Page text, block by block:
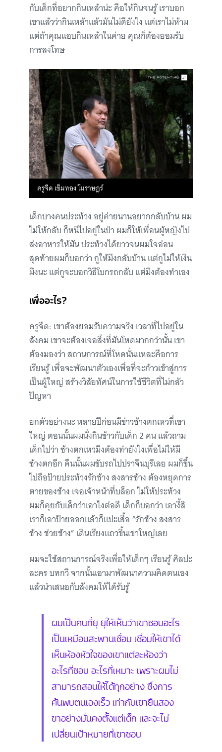
กับเด็กที่อยากกินเหล้าน่ะ คือให้กินจนรู้ เราบอก
เขาแล้วว่ากินเหล้าแล้วมันไม่ดียังไง แต่เราไม่ห้าม
แต่ถ้าคุณแอบกินเหล้าในค่าย คุณก็ต้องยอมรับ
การลงโทษ
ครูจืด เข็มทอง โมราษฎร์
เด็กบางคนประท้วง อยู่ค่ายนานอยากกลับบ้าน ผม
ไม่ให้กลับ ก็หนีไปอยู่ในป่า ผมก็ให้เพื่อนผู้หญิงไป
ส่งอาหารให้มัน ประท้วงได้ยาวจนผมใจอ่อน
สุดท้ายผมก็บอกว่า กูให้มึงกลับบ้าน แต่กูไม่ให้เงิน
มึงนะ แต่กูจะบอกวิธีโบกรถกลับ แต่มึงต้องทำเอง
เพื่ออะไร?
ครูจืด: เขาต้องยอมรับความจริง เวลาที่ไปอยู่ใน
สังคม เขาจะต้องเจอสิ่งที่มันโหดมากกว่านั้น เขา
ต้องมองว่า สถานการณ์ที่โหดนั่นแหละคือการ
เรียนรู้ เพื่อจะพัฒนาตัวเองเพื่อที่จะก้าวเข้าสู่การ
เป็นผู้ใหญ่ สร้างวิสัยทัศน์ในการใช้ชีวิตที่ไม่กลัว
ปัญหา
ยกตัวอย่างนะ หลายปีก่อนมีข่าวช้างตกเหวที่เขา
ใหญ่ ตอนนั้นผมนั่งกินข้าวกับเด็ก 2 คน แล้วถาม
เด็กไปว่า ช้างตกเหวมึงต้องทำยังไงเพื่อไม่ให้มี
ช้างตกอีก คืนนั้นผมขับรถไปปราจีนบุรีเลย ผมก็ขึ้น
ไปถือป้ายประท้วงรักช้าง สงสารช้าง ต้องหยุดการ
ตายของช้าง เจอเจ้าหน้าที่บล็อก ไม่ให้ประท้วง
ผมก็คุยกับเด็กว่าเอาไงต่อดี เด็กก็บอกว่า เอางี้สิ
เราก็เอาป้ายออกแล้วก็แปะเสื้อ “รักช้าง สงสาร
ช้าง ช่วยช้าง” เดินเรียงแถวขึ้นเขาใหญ่เลย
ผมจะใช้สถานการณ์จริงเพื่อให้เด็กๆ เรียนรู้ ศิลปะ
ละคร บทกวี จากนั้นเอามาพัฒนาความคิดตนเอง
แล้วนำเสนอกับสังคมให้ได้รับรู้
ผมเป็นคนที่ยุ ยุให้เห็นว่าเขาชอบอะไร
เป็นเหมือนสะพานเชื่อม เชื่อมให้เขาได้
เห็นห้องหัวใจของเขาแต่ละห้องว่า
อะไรที่ชอบ อะไรที่เหมาะ เพราะผมไม่
สามารถสอนให้ได้ทุกอย่าง ซึ่งการ
ค้นพบตนเองเร็ว เท่ากับเขายืนสอง
ขาอย่างมั่นคงตั้งแต่เด็ก และจะไม่
เปลี่ยนเป้าหมายที่เขาชอบ